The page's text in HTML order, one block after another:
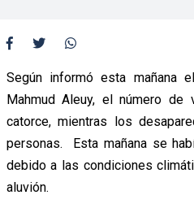
Según informó esta mañana
Mahmud Aleuy, el número de
catorce, mientras los
personas. Esta mañana se
debido a las condiciones
aluvión.